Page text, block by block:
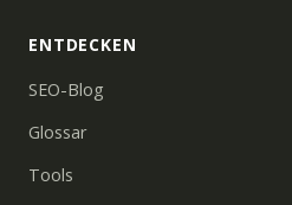
ENTDECKEN
SEO-Blog
Glossar
Tools